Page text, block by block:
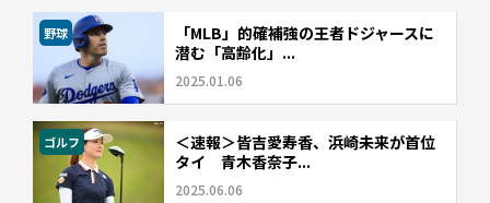
野球
「MLB」的確補強の王者ドジャースに
潜む「高齢化」...
2025.01.06
ゴルフ
＜速報＞皆吉愛寿香、浜崎未来が首位
タイ 青木香奈子...
2025.06.06